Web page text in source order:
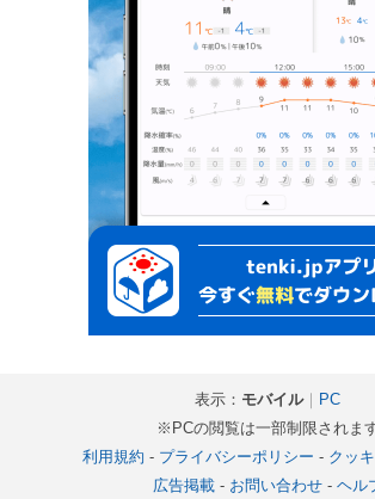
表示： モバイル｜ PC
※PCの閲覧は一部制限されま
利用規約 - プライバシーポリシー - クッ
広告掲載- お問い合わせ- ヘル